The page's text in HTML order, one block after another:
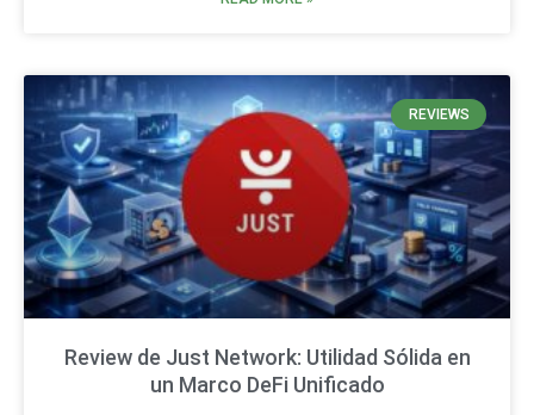
REVIEWS
Review de Just Network: Utilidad Sólida en
un Marco DeFi Unificado